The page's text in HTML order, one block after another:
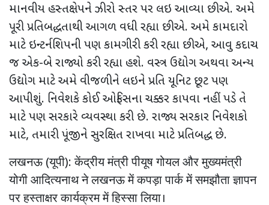
માનવીય હસ્તક્ષેપને ઝીરો સ્તર પર લઇ આવ્યા છીએ. અમે
પૂરી પ્રતિબદ્ધતાથી આગળ વધી રહ્યા છીએ. અમે કામદારો
માટે ઇન્ટર્નશિપની પણ કામગીરી કરી રહ્યા છીએ, આવુ કદાચ
જ એક-બે રાજ્યો કરી રહ્યા હશે. વસ્ત્ર ઉદ્યોગ અથવા અન્ય
ઉદ્યોગ માટે અમે વીજળીને લઇને પ્રતિ યૂનિટ છૂટ પણ
આપીશું. નિવેશકે કોઈ ઓફિસના ચક્કર કાપવા નહીં પડે તે
માટે પણ સરકારે વ્યવસ્થા કરી છે. રાજ્ય સરકાર નિવેશકો
માટે, તમારી પૂંજીને સુરક્ષિત રાખવા માટે પ્રતિબદ્ધ છે.
लखनऊ (यूपी): केंद्रीय मंत्री पीयूष गोयल और मुख्यमंत्री
योगी आदित्यनाथ ने लखनऊ में कपड़ा पार्क में समझौता ज्ञापन
पर हस्ताक्षर कार्यक्रम में हिस्सा लिया।